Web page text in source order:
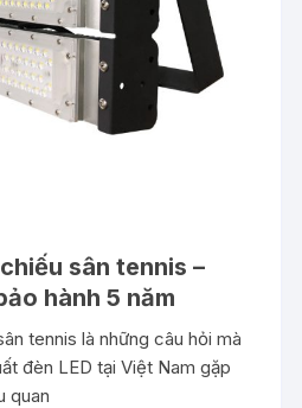
sân tennis –
hành 5 năm
tennis là những câu hỏi mà
đèn LED tại Việt Nam gặp
quan